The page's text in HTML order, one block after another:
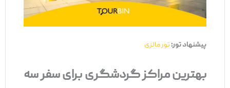
پیشنهاد تور:تور مالزی
بهترین مراکز گردشگری برای سفر سه